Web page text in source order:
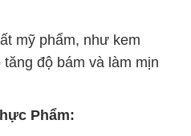
mỹ phẩm, như kem
độ bám và làm mịn
Phẩm: